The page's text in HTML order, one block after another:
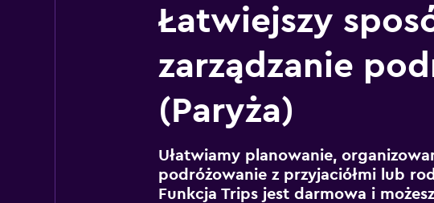
Łatwiejszy
zarządzanie
(Paryża)
Ułatwiamy planowanie,
podróżowanie z przyjaciółmi lub
Funkcja Trips jest darmowa i